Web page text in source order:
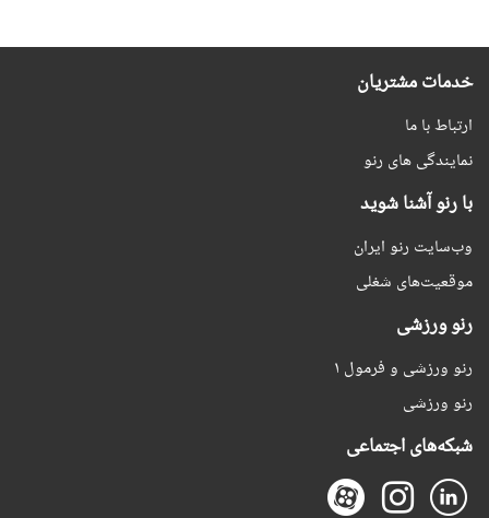
خدمات مشتریان
ارتباط با ما
نمایندگی های رنو
با رنو آشنا شوید
وب‌سایت رنو ایران
موقعیت‌های شغلی
رنو ورزشی
رنو ورزشی و فرمول ۱
رنو ورزشی
شبکه‌های اجتماعی